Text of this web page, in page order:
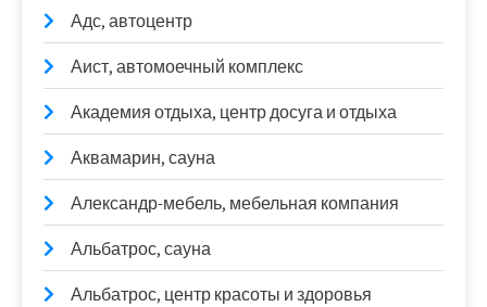
Адс, автоцентр
Аист, автомоечный комплекс
Академия отдыха, центр досуга и отдыха
Аквамарин, сауна
Александр-мебель, мебельная компания
Альбатрос, сауна
Альбатрос, центр красоты и здоровья